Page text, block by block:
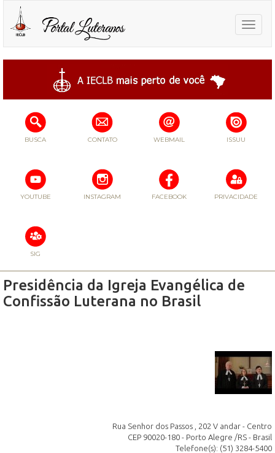
Toggle
BUSCA CONTATO WEBMAIL ISSUU
YOUTUBE INSTAGRAM FACEBOOK PRIVACIDADE
SIG
Presidência da Igreja Evangélica de
Confissão Luterana no Brasil
Rua Senhor dos Passos , 202 V andar - Centro
CEP 90020-180 - Porto Alegre /RS - Brasil
Telefone(s): (51) 3284-5400